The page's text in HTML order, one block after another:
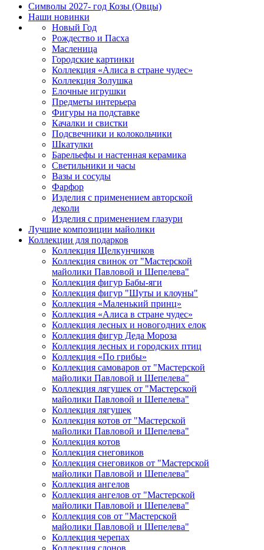
Символы 2027- год Козы (Овцы)
Наши новинки
Новый Год
Рождество и Пасха
Масленица
Городские картинки
Коллекция «Алиса в стране чудес»
Коллекция Золушка
Елочные игрушки
Предметы интерьера
Фигуры на подставке
Качалки и свистки
Подсвечники и колокольчики
Шкатулки
Барельефы и настенная керамика
Светильники и часы
Вазы и сосуды
Фарфор
Изделия с применением авторской
деколи
Изделия с применением глазури
Лучшие композиции майолики
Коллекции для подарков
Коллекция Щелкунчиков
Коллекция свинок от "Мастерской
майолики Павловой и Шепелева"
Коллекция фигур Бабы-яги
Коллекция фигур "Шуты и клоуны"
Коллекция «Маленький принц»
Коллекция «Алиса в стране чудес»
Коллекция лесных и новогодних елок
Коллекция фигур Деда Мороза
Коллекция лесных и городских птиц
Коллекция «По грибы»
Коллекция самоваров от "Мастерской
майолики Павловой и Шепелева"
Коллекция лягушек от "Мастерской
майолики Павловой и Шепелева"
Коллекция лягушек
Коллекция котов от "Мастерской
майолики Павловой и Шепелева"
Коллекция котов
Коллекция снеговиков
Коллекция снеговиков от "Мастерской
майолики Павловой и Шепелева"
Коллекция ангелов
Коллекция ангелов от "Мастерской
майолики Павловой и Шепелева"
Коллекция сов от "Мастерской
майолики Павловой и Шепелева"
Коллекция черепах
Коллекция слонов